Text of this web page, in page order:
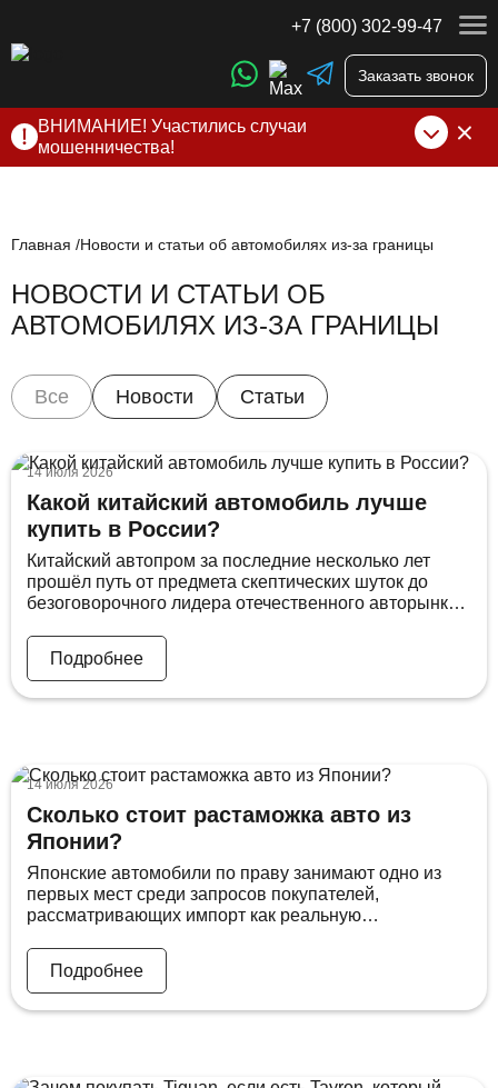
+7 (800) 302-99-47
Заказать звонок
ВНИМАНИЕ! Участились случаи
мошенничества!
нами по официальным контактам, указанным в соц сетях
Главная Новости и статьи об автомобилях из-за границы
НОВОСТИ И СТАТЬИ ОБ
АВТОМОБИЛЯХ ИЗ-ЗА ГРАНИЦЫ
Все Новости Статьи
14 июля 2026
Какой китайский автомобиль лучше
купить в России?
Китайский автопром за последние несколько лет
прошёл путь от предмета скептических шуток до
безоговорочного лидера отечественного авторынка,
приходит сегодня именно из КНР. При этом
покупатель, который ещё три года назад не
рассматривал китайца всерьёз, теперь оказывается
Подробнее
14 июля 2026
Сколько стоит растаможка авто из
Японии?
Японские автомобили по праву занимают одно из
первых мест среди запросов покупателей,
рассматривающих импорт как реальную
этом вопрос о том, сколько стоит растаможка авто из
Японии, возникает у каждого, кто всерьез занялся
этой темой, ведь итоговая сумма зависит от целого
Подробнее